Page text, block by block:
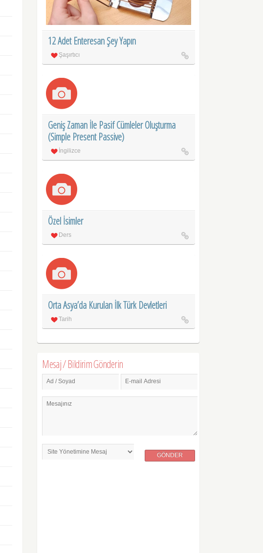
12 Adet Enteresan Şey Yapın
Şaşırtıcı
Geniş Zaman İle Pasif Cümleler Oluşturma
(Simple Present Passive)
İngilizce
Özel İsimler
Ders
Orta Asya’da Kurulan İlk Türk Devletleri
Tarih
Mesaj / Bildirim Gönderin
Ad / Soyad E-mail Adresi
Mesajınız
GÖNDER